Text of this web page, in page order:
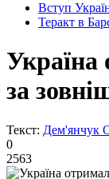
Вступ
Теракт в
Україна
за
Текст: Дем'янчук
0
2563